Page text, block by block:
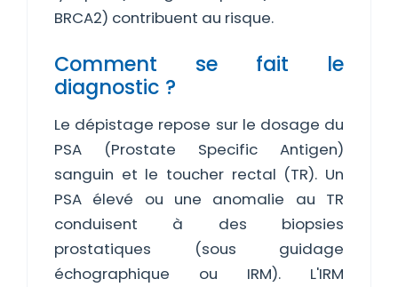
BRCA2) contribuent au risque.
Comment se fait le
diagnostic ?
Le dépistage repose sur le dosage du
PSA (Prostate Specific Antigen)
sanguin et le toucher rectal (TR). Un
PSA élevé ou une anomalie au TR
conduisent à des biopsies
prostatiques (sous guidage
échographique ou IRM). L'IRM